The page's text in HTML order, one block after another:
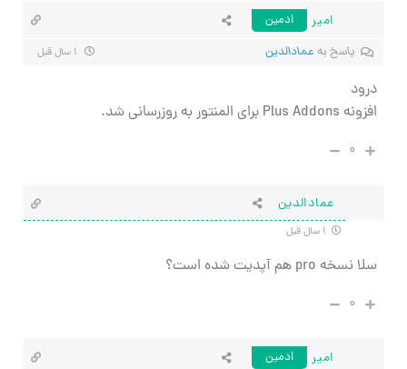
امیر
ادمین
پاسخ بهعمادالدین
درود
افزونه Plus Addons برای المنتور به روزرسانی شد.
۰
عمادالدین
سلا نسخه pro هم آپدیت شده است؟
۰
امیر
ادمین